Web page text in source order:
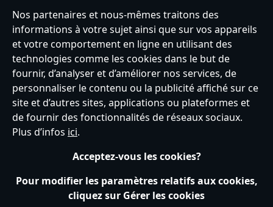
France
Service clients Conditions d’utilisation
Trouver un magasin
Plan du site
Règles de respect de la vie privée
Politique de cookies
Notice relative à la confidentialité
Conditions générales de vente
Nos partenaires et nous-mêmes traitons des
informations à votre sujet ainsi que sur vos appareils
et votre comportement en ligne en utilisant des
technologies comme les cookies dans le but de
fournir, d’analyser et d’améliorer nos services, de
personnaliser le contenu ou la publicité affiché sur ce
site et d’autres sites, applications ou plateformes et
de fournir des fonctionnalités de réseaux sociaux.
Plus d’infos ici.
Acceptez-vous les cookies?
Pour modifier les paramètres relatifs aux cookies,
cliquez sur Gérer les cookies